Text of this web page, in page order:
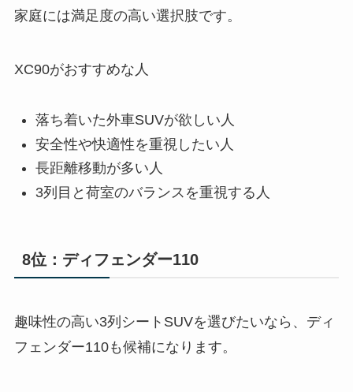
家庭には満足度の高い選択肢です。
XC90がおすすめな人
落ち着いた外車SUVが欲しい人
安全性や快適性を重視したい人
長距離移動が多い人
3列目と荷室のバランスを重視する人
8位：ディフェンダー110
趣味性の高い3列シートSUVを選びたいなら、ディ
フェンダー110も候補になります。